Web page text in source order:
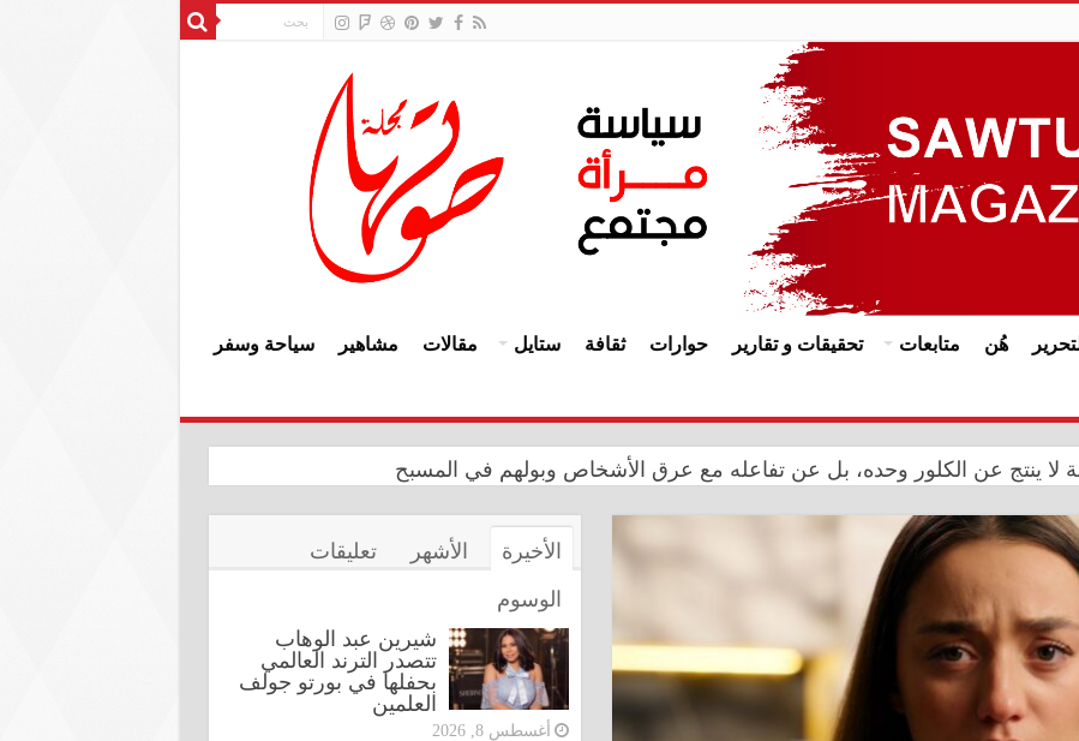
هُن متابعات تحقيقات و تقارير حوارات ثقافة ستايل مقالات مشاهير سياحة وسفر
لا ينتج عن الكلور وحده، بل عن تفاعله مع عرق الأشخاص وبولهم في المسبح
المملكة المغربية بالذكرى الـ27 لعيد العرش
الأخيرة الأشهر
تعليقات
الوسوم
شيرين عبد الوهاب
تتصدر الترند العالمي
بحفلها في بورتو جولف
العلمين
أغسطس 8, 2026